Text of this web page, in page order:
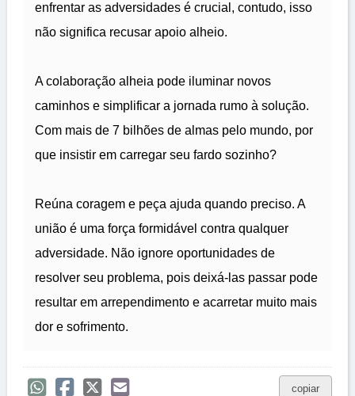
enfrentar as adversidades é crucial, contudo, isso
não significa recusar apoio alheio.
A colaboração alheia pode iluminar novos
caminhos e simplificar a jornada rumo à solução.
Com mais de 7 bilhões de almas pelo mundo, por
que insistir em carregar seu fardo sozinho?
Reúna coragem e peça ajuda quando preciso. A
união é uma força formidável contra qualquer
adversidade. Não ignore oportunidades de
resolver seu problema, pois deixá-las passar pode
resultar em arrependimento e acarretar muito mais
dor e sofrimento.
copiar